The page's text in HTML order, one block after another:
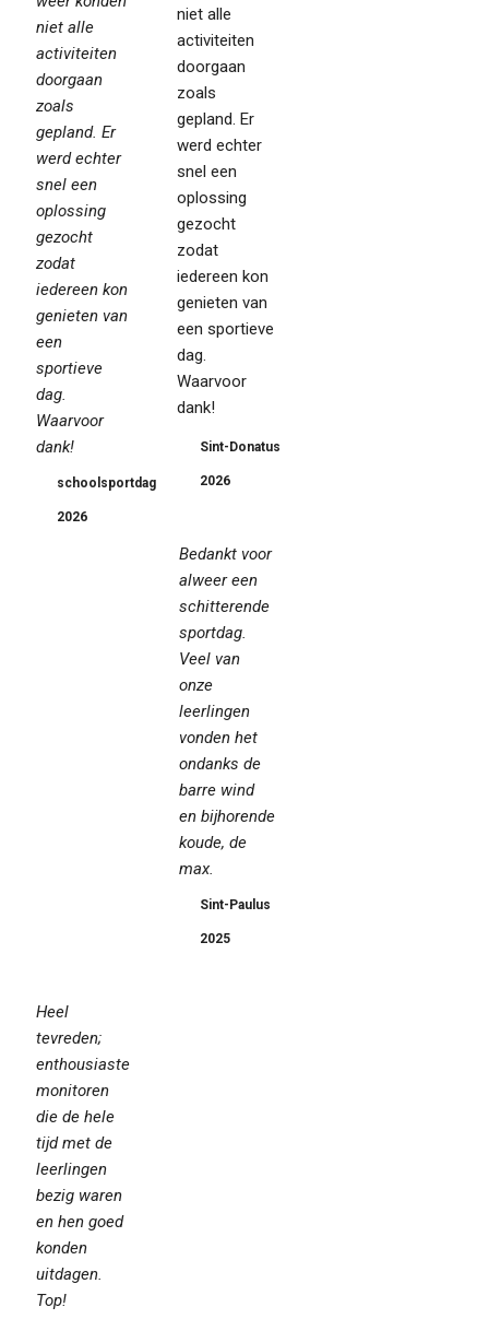
niet alle
activiteiten
doorgaan
zoals
gepland. Er
werd echter
snel een
oplossing
gezocht
zodat
iedereen kon
genieten van
een
sportieve
dag.
Waarvoor
dank!
schoolsportdag
2026
niet alle
activiteiten
doorgaan
zoals
gepland. Er
werd echter
snel een
oplossing
gezocht
zodat
iedereen kon
genieten van
een sportieve
dag.
Waarvoor
dank!
Sint-Donatus
2026
Bedankt voor
alweer een
schitterende
sportdag.
Veel van
onze
leerlingen
vonden het
ondanks de
barre wind
en bijhorende
koude, de
max.
Sint-Paulus
2025
Heel
tevreden;
enthousiaste
monitoren
die de hele
tijd met de
leerlingen
bezig waren
en hen goed
konden
uitdagen.
Top!